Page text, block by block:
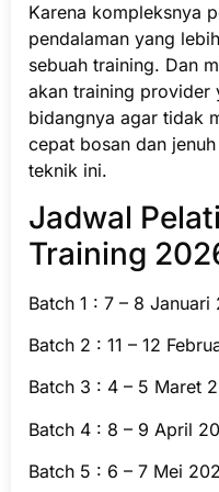
Karena kompleksnya
pendalaman yang
sebuah training. Dan
akan training provider
bidangnya agar tidak
cepat bosan dan
teknik ini.
Jadwal
Training
Batch 1 : 7 – 8 Januari
Batch 2 : 11 – 12
Batch 3 : 4 – 5 Maret
Batch 4 : 8 – 9 April
Batch 5 : 6 – 7 Mei